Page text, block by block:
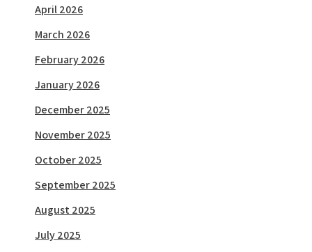
April 2026
March 2026
February 2026
January 2026
December 2025
November 2025
October 2025
September 2025
August 2025
July 2025